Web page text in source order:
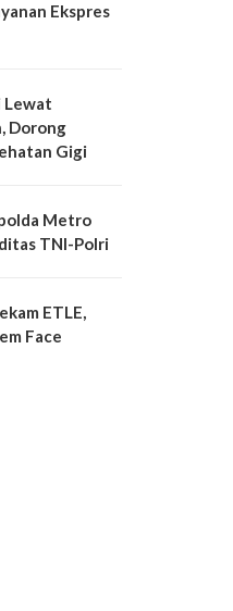
Ekspres
Lewat
Dorong
Gigi
Metro
TNI-Polri
ETLE,
Face